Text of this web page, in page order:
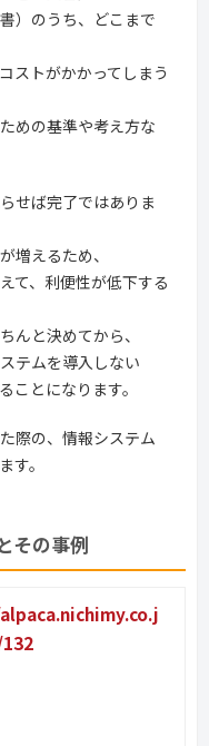
）のうち、どこまで
ストがかかってしまう
めの基準や考え方な
せば完了ではありま
増えるため、
て、利便性が低下する
んと決めてから、
テムを導入しない
ことになります。
際の、情報システム
す。
その事例